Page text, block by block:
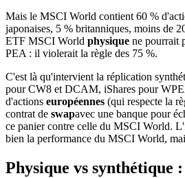
Mais le MSCI World contient 60 %
japonaises, 5 % britanniques, moins de
ETF MSCI World physique ne pourrait
PEA : il violerait la règle des 75 %.
C'est là qu'intervient la réplication
pour CW8 et DCAM, iShares pour
d'actions européennes (qui respecte la
contrat de swapavec une banque pour
ce panier contre celle du MSCI World.
bien la performance du MSCI World,
Physique vs synthétique